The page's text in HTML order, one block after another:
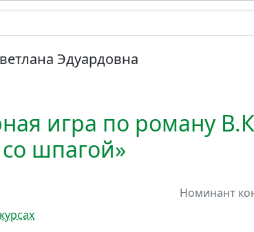
Эдуардовна
игра по роману
шпагой»
Номинант